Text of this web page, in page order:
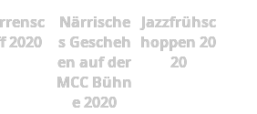
2020
Närrische
s Gescheh
en auf der
MCC Bühn
e 2020
Jazzfrühsc
hoppen 20
20